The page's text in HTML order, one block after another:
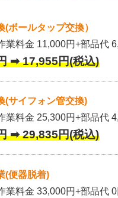
ボールタップ交換）
業料金 11,000円+部品代
➡ 17,955円(税込)
(サイフォン管交換)
業料金 25,300円+部品代
➡ 29,835円(税込)
(便器脱着)
業料金 33,000円+部品代